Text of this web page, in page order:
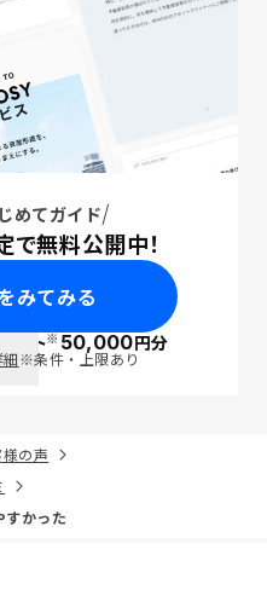
めてガイド
無料公開中！
みてみる
イント※50,000円分
※条件・上限あり
様の声
すかった